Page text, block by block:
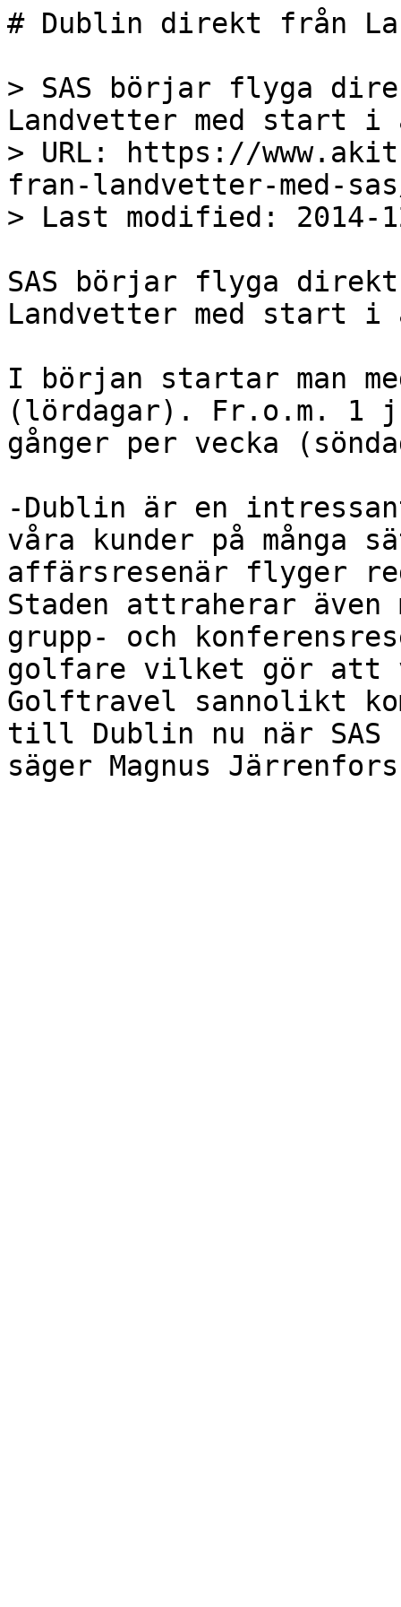
# Dublin direkt från
> SAS börjar flyga
Landvetter med start
> URL: https://
fran-landvetter-med-
> Last modified: 2014-
SAS börjar flyga
Landvetter med start
I början startar man
(lördagar). Fr.o.m. 1
gånger per vecka
-Dublin är en
våra kunder på många
affärsresenär flyger
Staden attraherar
grupp- och
golfare vilket gör att
Golftravel sannolikt
till Dublin nu när
säger Magnus